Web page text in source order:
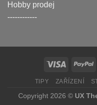
Hobby prodej
------------
TIPY ZAŘÍZENÍ
Copyright 2026 © UX